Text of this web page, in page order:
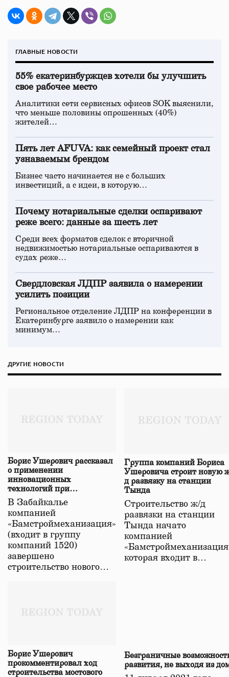
ГЛАВНЫЕ НОВОСТИ
55% екатеринбуржцев хотели бы улучшить
свое рабочее место
Аналитики сети сервисных офисов SOK выяснили,
что меньше половины опрошенных (40%)
жителей…
Пять лет AFUVA: как семейный проект стал
узнаваемым брендом
Бизнес часто начинается не с больших
инвестиций, а с идеи, в которую…
Почему нотариальные сделки оспаривают
реже всего: данные за шесть лет
Среди всех форматов сделок с вторичной
недвижимостью нотариальные оспариваются в
судах реже…
Свердловская ЛДПР заявила о намерении
усилить позиции
Региональное отделение ЛДПР на конференции в
Екатеринбурге заявило о намерении как
минимум…
ДРУГИЕ НОВОСТИ
Борис Ушерович рассказал
о применении
инновационных
технологий при
строительстве нового моста
в Забайкалье
В Забайкалье
компанией
«Бамстроймеханизация»
(входит в группу
компаний 1520)
завершено
строительство нового…
Группа компаний Бориса
Ушеровича строит новую
д развязку на станции
Тында
Строительство ж/д
развязки на станции
Тында начато
компанией
которая входит в…
Борис Ушерович
прокомментировал ход
строительства мостового
Безграничные
развития, не выходя из